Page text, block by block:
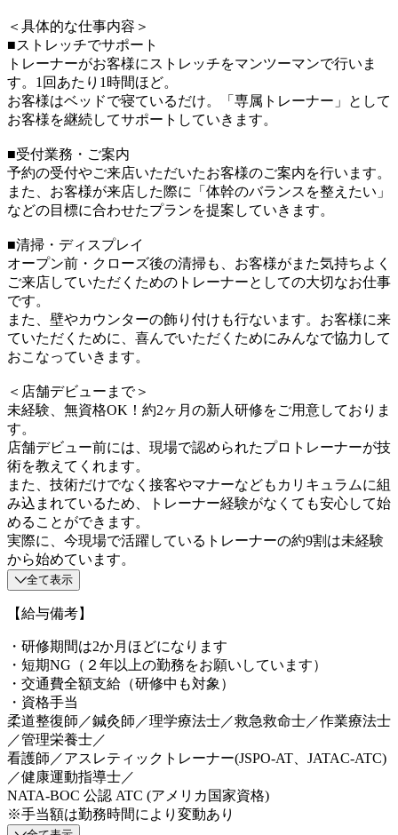
＜具体的な仕事内容＞
■ストレッチでサポート
トレーナーがお客様にストレッチをマンツーマンで行いま
す。1回あたり1時間ほど。
お客様はベッドで寝ているだけ。「専属トレーナー」として
お客様を継続してサポートしていきます。
■受付業務・ご案内
予約の受付やご来店いただいたお客様のご案内を行います。
また、お客様が来店した際に「体幹のバランスを整えたい」
などの目標に合わせたプランを提案していきます。
■清掃・ディスプレイ
オープン前・クローズ後の清掃も、お客様がまた気持ちよく
ご来店していただくためのトレーナーとしての大切なお仕事
です。
また、壁やカウンターの飾り付けも行ないます。お客様に来
ていただくために、喜んでいただくためにみんなで協力して
おこなっていきます。
＜店舗デビューまで＞
未経験、無資格OK！約2ヶ月の新人研修をご用意しておりま
す。
店舗デビュー前には、現場で認められたプロトレーナーが技
術を教えてくれます。
また、技術だけでなく接客やマナーなどもカリキュラムに組
み込まれているため、トレーナー経験がなくても安心して始
めることができます。
実際に、今現場で活躍しているトレーナーの約9割は未経験
から始めています。
全て表示
【給与備考】
・研修期間は2か月ほどになります
・短期NG（２年以上の勤務をお願いしています）
・交通費全額支給（研修中も対象）
・資格手当
柔道整復師／鍼灸師／理学療法士／救急救命士／作業療法士
／管理栄養士／
看護師／アスレティックトレーナー(JSPO-AT、JATAC-ATC)
／健康運動指導士／
NATA-BOC 公認 ATC (アメリカ国家資格)
※手当額は勤務時間により変動あり